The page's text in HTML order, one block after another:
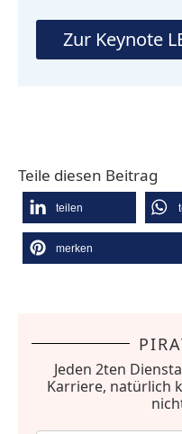
Zur Keynote
Teile diesen Beitrag
teilen
merken
Jeden 2ten
Karriere, natürlich